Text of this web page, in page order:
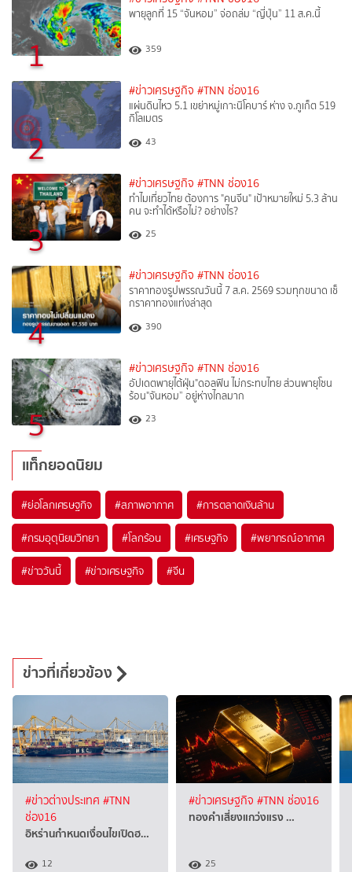
1
พายุลูกที่ 15 “จันหอม” จ่อถล่ม “ญี่ปุ่น” 11 ส.ค.นี้
359
2
#ข่าวเศรษฐกิจ #TNN ช่อง16
แผ่นดินไหว 5.1 เขย่าหมู่เกาะนิโคบาร์ ห่าง จ.ภูเก็ต 519
กิโลเมตร
43
3
#ข่าวเศรษฐกิจ #TNN ช่อง16
ทำไมเที่ยวไทย ต้องการ "คนจีน" เป้าหมายใหม่ 5.3 ล้าน
คน จะทำได้หรือไม่? อย่างไร?
25
4
#ข่าวเศรษฐกิจ #TNN ช่อง16
ราคาทองรูปพรรณวันนี้ 7 ส.ค. 2569 รวมทุกขนาด เช็
กราคาทองแท่งล่าสุด
390
5
#ข่าวเศรษฐกิจ #TNN ช่อง16
อัปเดตพายุไต้ฝุ่น"ดอลฟิน ไม่กระทบไทย ส่วนพายุโซน
ร้อน"จันหอม” อยู่ห่างไกลมาก
23
แท็กยอดนิยม
#ย่อโลกเศรษฐกิจ #สภาพอากาศ #การตลาดเงินล้าน
#กรมอุตุนิยมวิทยา #โลกร้อน #เศรษฐกิจ #พยากรณ์อากาศ
#ข่าววันนี้ #ข่าวเศรษฐกิจ #จีน
ข่าวที่เกี่ยวข้อง
#ข่าวต่างประเทศ #TNN
ช่อง16
อิหร่านกำหนดเงื่อนไขเปิดฮ…
12
#ข่าวเศรษฐกิจ #TNN ช่อง16
ทองคำเสี่ยงแกว่งแรง …
25